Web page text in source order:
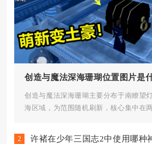
创造与魔法深海珊瑚位置图片是
创造与魔法深海珊瑚主要分布于南瞭望
海区域，为范围随机刷新，核心集中在
2 许褚在少年三国志2中使用哪种